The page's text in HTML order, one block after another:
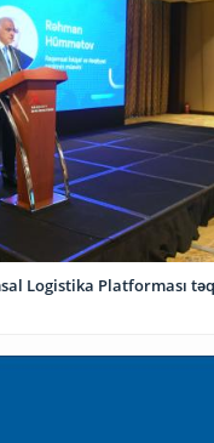
Logistika Platforması